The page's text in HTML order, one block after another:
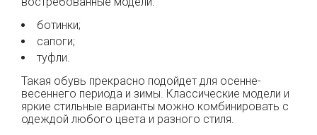
ботинки;
сапоги;
туфли.
Такая обувь прекрасно подойдет для осенне-
весеннего периода и зимы. Классические модели и
яркие стильные варианты можно комбинировать с
одеждой любого цвета и разного стиля.